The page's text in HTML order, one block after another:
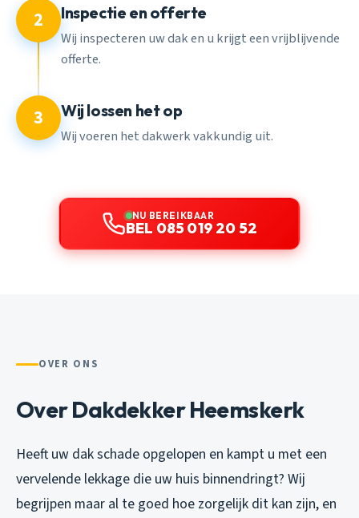
2 Inspectie en offerte
Wij inspecteren uw dak en u krijgt een vrijblijvende
offerte.
3 Wij lossen het op
Wij voeren het dakwerk vakkundig uit.
NU BEREIKBAAR
BEL 085 019 20 52
OVER ONS
Over Dakdekker Heemskerk
Heeft uw dak schade opgelopen en kampt u met een
vervelende lekkage die uw huis binnendringt? Wij
begrijpen maar al te goed hoe zorgelijk dit kan zijn, en